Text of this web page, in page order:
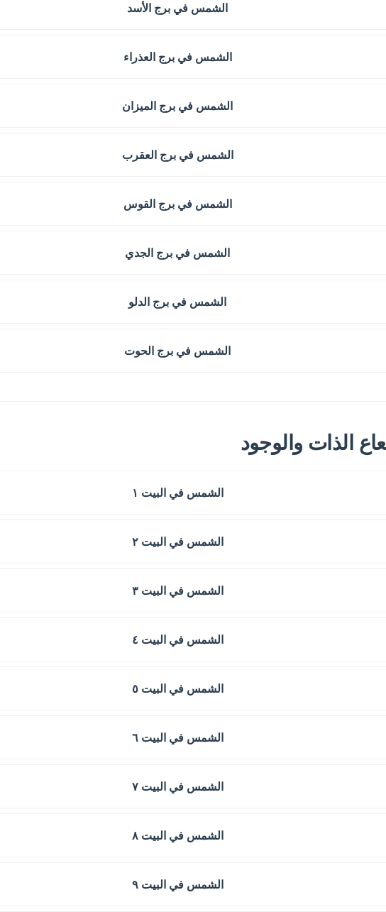
الشمس في برج الأسد
الشمس في برج العذراء
الشمس في برج الميزان
الشمس في برج العقرب
الشمس في برج القوس
الشمس في برج الجدي
الشمس في برج الدلو
الشمس في برج الحوت
الذات والوجود
الشمس في البيت ١
الشمس في البيت ٢
الشمس في البيت ٣
الشمس في البيت ٤
الشمس في البيت ٥
الشمس في البيت ٦
الشمس في البيت ٧
الشمس في البيت ٨
الشمس في البيت ٩